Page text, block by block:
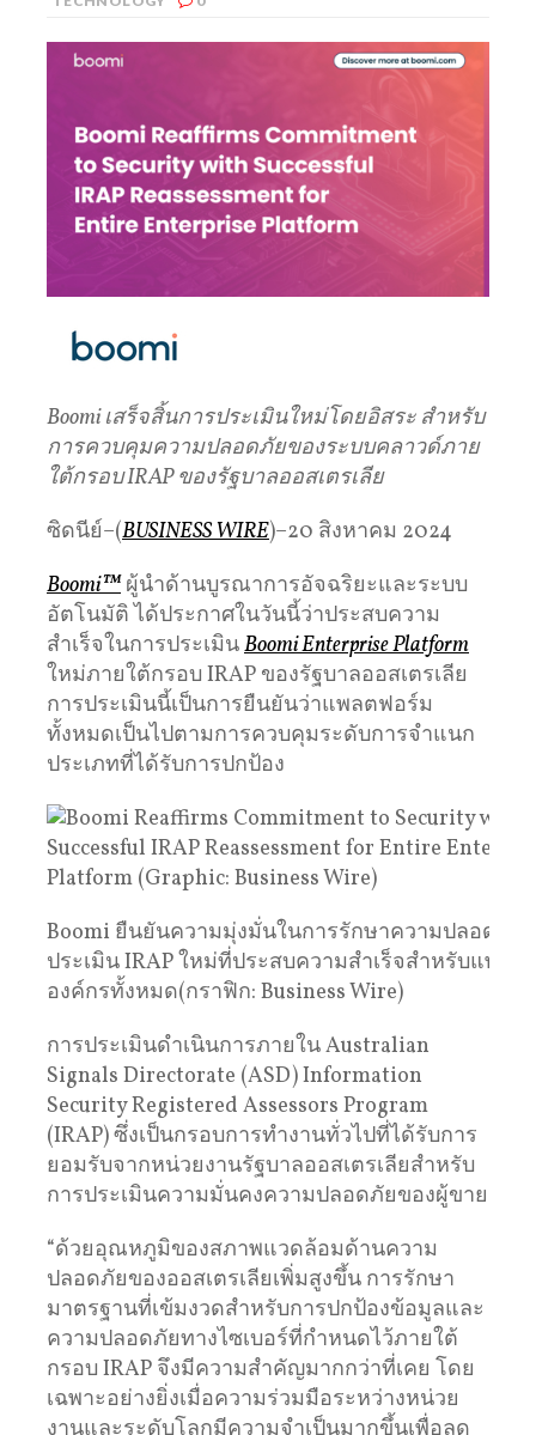
Boomi เสร็จสิ้นการประเมินใหม่โดยอิสระ สําหรับ
การควบคุมความปลอดภัยของระบบคลาวด์ภาย
ใต้กรอบ IRAP ของรัฐบาลออสเตรเลีย
ซิดนีย์–(BUSINESS WIRE)–20 สิงหาคม 2024
Boomi™ผู้นําด้านบูรณาการอัจฉริยะและระบบ
อัตโนมัติ ได้ประกาศในวันนี้ว่าประสบความ
สําเร็จในการประเมินBoomi Enterprise Platform
ใหม่ภายใต้กรอบ IRAP ของรัฐบาลออสเตรเลีย
การประเมินนี้เป็นการยืนยันว่าแพลตฟอร์ม
ทั้งหมดเป็นไปตามการควบคุมระดับการจําแนก
ประเภทที่ได้รับการปกป้อง
Boomi ยืนยันความมุ่งมั่นในการรักษาความปลอดภัย
ประเมิน IRAP ใหม่ที่ประสบความสําเร็จสําหรับแพล
องค์กรทั้งหมด(กราฟิก: Business Wire)
การประเมินดําเนินการภายใน Australian
Signals Directorate (ASD) Information
Security Registered Assessors Program
(IRAP) ซึ่งเป็นกรอบการทํางานทั่วไปที่ได้รับการ
ยอมรับจากหน่วยงานรัฐบาลออสเตรเลียสําหรับ
การประเมินความมั่นคงความปลอดภัยของผู้ขาย
“ด้วยอุณหภูมิของสภาพแวดล้อมด้านความ
ปลอดภัยของออสเตรเลียเพิ่มสูงขึ้น การรักษา
มาตรฐานที่เข้มงวดสําหรับการปกป้องข้อมูลและ
ความปลอดภัยทางไซเบอร์ที่กําหนดไว้ภายใต้
กรอบ IRAP จึงมีความสําคัญมากกว่าที่เคย โดย
เฉพาะอย่างยิ่งเมื่อความร่วมมือระหว่างหน่วย